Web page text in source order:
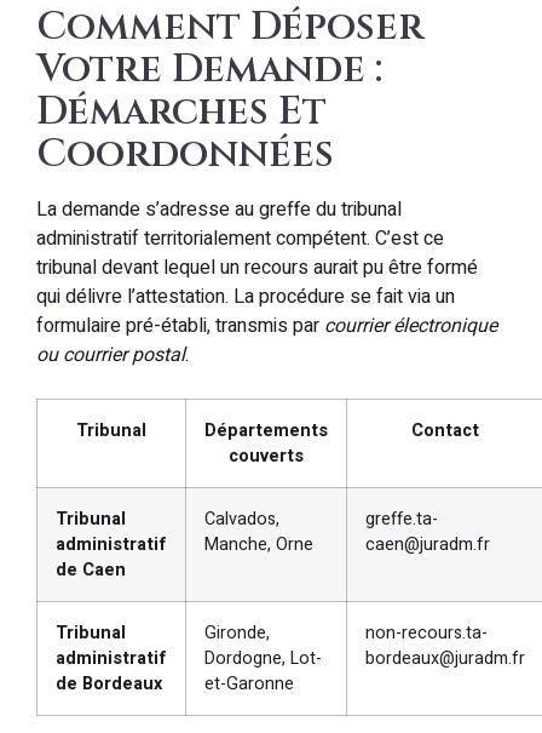
Comment Déposer
Votre Demande :
Démarches Et
Coordonnées
La demande s’adresse au greffe du tribunal
administratif territorialement compétent. C’est ce
tribunal devant lequel un recours aurait pu être formé
qui délivre l’attestation. La procédure se fait via un
formulaire pré-établi, transmis par courrier électronique
ou courrier postal.
Tribunal
Départements
couverts
Contact
Tribunal
administratif
de Caen
Calvados,
Manche, Orne
greffe.ta-
caen@juradm.fr
Tribunal
administratif
de Bordeaux
Gironde,
Dordogne, Lot-
et-Garonne
non-recours.ta-
bordeaux@juradm.fr